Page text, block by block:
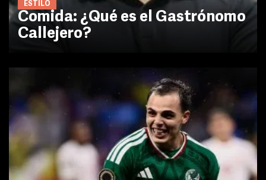
ESTILO
Comida: ¿Qué es el Gastrónomo
Callejero?